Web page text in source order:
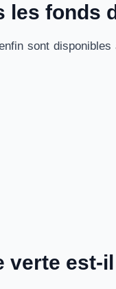
les fonds
sont
verte est-